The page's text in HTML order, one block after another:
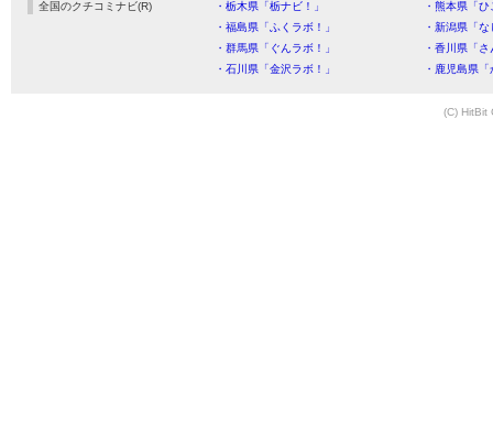
全国のクチコミナビ(R) ・栃木県「栃ナビ！」
・熊本県「
・福島県「ふくラボ！」
・新潟県「
・群馬県「ぐんラボ！」
・香川県「
・石川県「金沢ラボ！」
・鹿児島県
(C) HitBit